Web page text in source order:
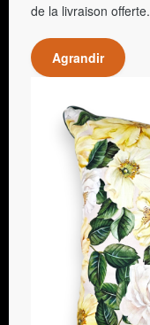
de la livraison offerte.
Agrandir